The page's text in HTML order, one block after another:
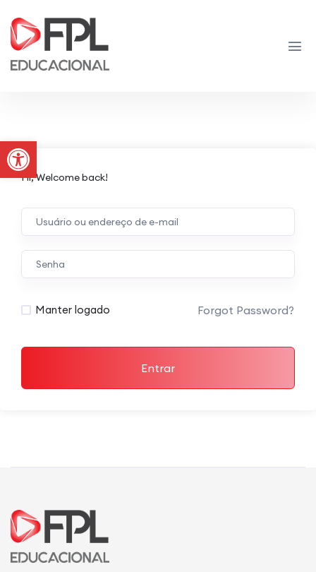
Hi, Welcome back!
Manter logado Forgot Password?
Entrar
Abrir a barra de ferramentas